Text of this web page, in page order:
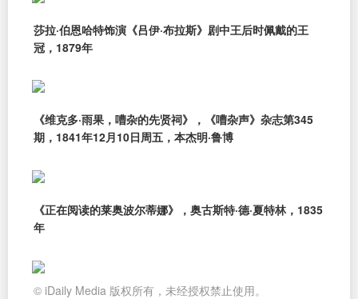
莎拉·伯恩哈特饰演《吕伊·布拉斯》剧中王后时佩戴的王
冠，1879年
《维克多·雨果，嘈杂的先贤祠》，《嘈杂声》杂志第345
期，1841年12月10日周五，本杰明·鲁博
《正在阅读的莱奥波尔蒂娜》，奥古斯特·德·夏特林，1835
年
© iDaily Media 版权所有，未经授权禁止使用。